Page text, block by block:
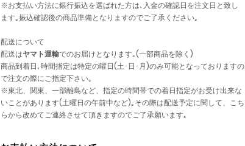
※お支払い方法に銀行振込を選ばれた方は､入金の確認日を注文日と致し
ます｡振込確認後の商品準備となりますのでご了承ください｡
配送について
配送はヤマト運輸でのお届けとなります｡(一部商品を除く)
商品到着日､時間指定は特定の曜日(土･日･月)のみ可能となっておりますの
で注文の際にご指定下さい｡
※東北、関東、一部離島など、指定の時間帯での着日指定がお受け出来な
いことがあります(土曜日の午前中など)｡その際は配送予定に関して、こち
らから改めてご連絡させて頂きますのでご了承願います｡